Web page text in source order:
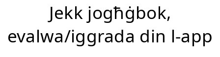
Jekk jogħġbok,
evalwa/iggrada din l-app